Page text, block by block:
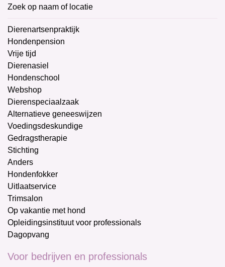
Zoek op naam of locatie
Dierenartsenpraktijk
Hondenpension
Vrije tijd
Dierenasiel
Hondenschool
Webshop
Dierenspeciaalzaak
Alternatieve geneeswijzen
Voedingsdeskundige
Gedragstherapie
Stichting
Anders
Hondenfokker
Uitlaatservice
Trimsalon
Op vakantie met hond
Opleidingsinstituut voor professionals
Dagopvang
Voor bedrijven en professionals